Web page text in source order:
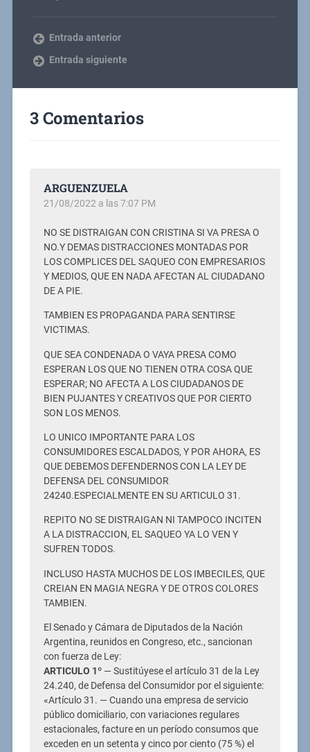
Entrada anterior
Entrada siguiente
3 Comentarios
ARGUENZUELA
21/08/2022 a las 7:07 PM
NO SE DISTRAIGAN CON CRISTINA SI VA PRESA O
NO.Y DEMAS DISTRACCIONES MONTADAS POR
LOS COMPLICES DEL SAQUEO CON EMPRESARIOS
Y MEDIOS, QUE EN NADA AFECTAN AL CIUDADANO
DE A PIE.
TAMBIEN ES PROPAGANDA PARA SENTIRSE
VICTIMAS.
QUE SEA CONDENADA O VAYA PRESA COMO
ESPERAN LOS QUE NO TIENEN OTRA COSA QUE
ESPERAR; NO AFECTA A LOS CIUDADANOS DE
BIEN PUJANTES Y CREATIVOS QUE POR CIERTO
SON LOS MENOS.
LO UNICO IMPORTANTE PARA LOS
CONSUMIDORES ESCALDADOS, Y POR AHORA, ES
QUE DEBEMOS DEFENDERNOS CON LA LEY DE
DEFENSA DEL CONSUMIDOR
24240.ESPECIALMENTE EN SU ARTICULO 31.
REPITO NO SE DISTRAIGAN NI TAMPOCO INCITEN
A LA DISTRACCION, EL SAQUEO YA LO VEN Y
SUFREN TODOS.
INCLUSO HASTA MUCHOS DE LOS IMBECILES, QUE
CREIAN EN MAGIA NEGRA Y DE OTROS COLORES
TAMBIEN.
El Senado y Cámara de Diputados de la Nación
Argentina, reunidos en Congreso, etc., sancionan
con fuerza de Ley:
ARTICULO 1º— Sustitúyese el artículo 31 de la Ley
24.240, de Defensa del Consumidor por el siguiente:
«Artículo 31. — Cuando una empresa de servicio
público domiciliario, con variaciones regulares
estacionales, facture en un período consumos que
exceden en un setenta y cinco por ciento (75 %) el